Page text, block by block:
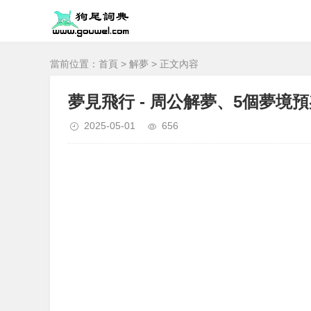
當前位置： 首頁 > 解夢 > 正文內容
夢見飛行 - 周公解夢、5個夢境
2025-05-01 656